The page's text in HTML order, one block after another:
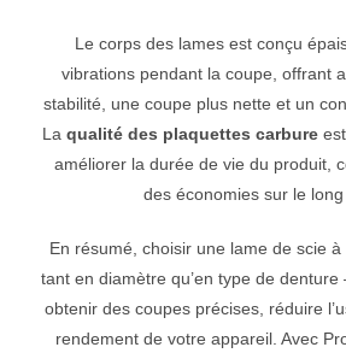
Le corps des lames est conçu
vibrations pendant la coupe, offrant
stabilité, une coupe plus nette et un
La qualité des plaquettes carbure
améliorer la durée de vie du produit,
des économies sur le long
En résumé, choisir une lame de scie
tant en diamètre qu’en type de
obtenir des coupes précises, réduire
rendement de votre appareil. Avec